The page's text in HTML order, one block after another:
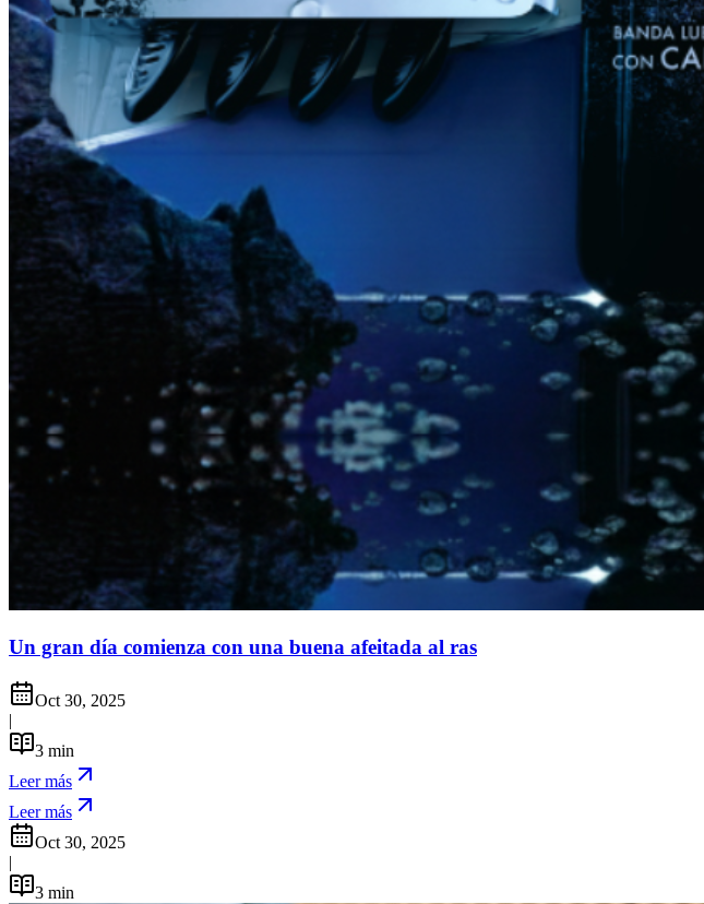
Un gran día comienza con una buena afeitada al ras
Oct 30, 2025
|
3 min
Leer más
Leer más
Oct 30, 2025
|
3 min